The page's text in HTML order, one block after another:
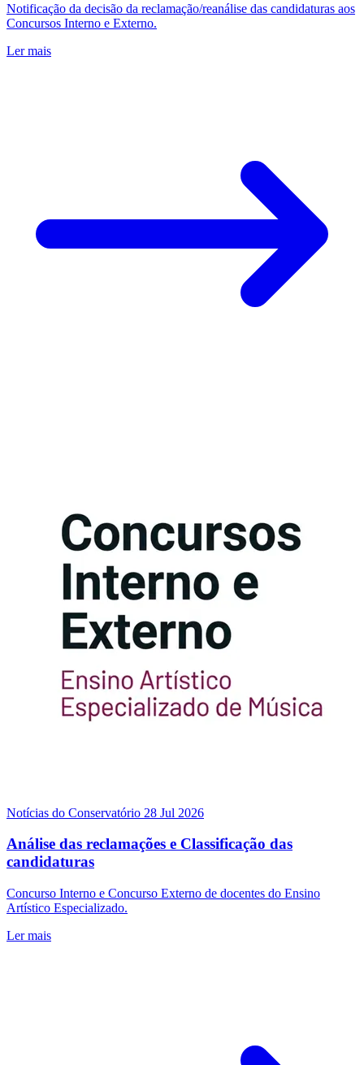
Notificação da decisão da reclamação/reanálise das candidaturas aos
Concursos Interno e Externo.
Ler mais
Notícias do Conservatório 28 Jul 2026
Análise das reclamações e Classificação das
candidaturas
Concurso Interno e Concurso Externo de docentes do Ensino
Artístico Especializado.
Ler mais